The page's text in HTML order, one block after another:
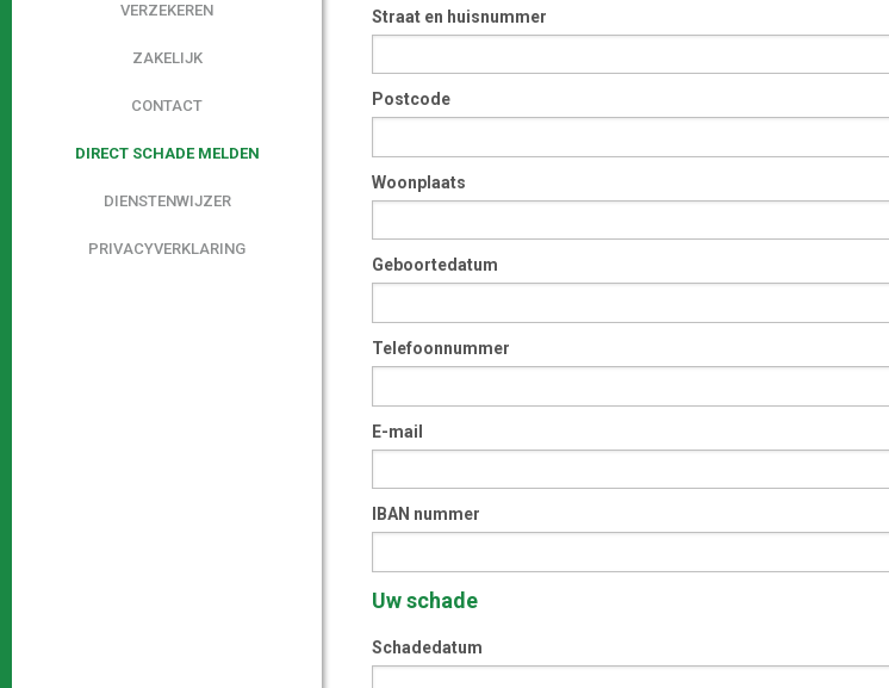
VERZEKEREN
ZAKELIJK
CONTACT
DIRECT SCHADE MELDEN
DIENSTENWIJZER
PRIVACYVERKLARING
Straat en huisnummer
Postcode
Woonplaats
Geboortedatum
Telefoonnummer
E-mail
IBAN nummer
Uw schade
Schadedatum